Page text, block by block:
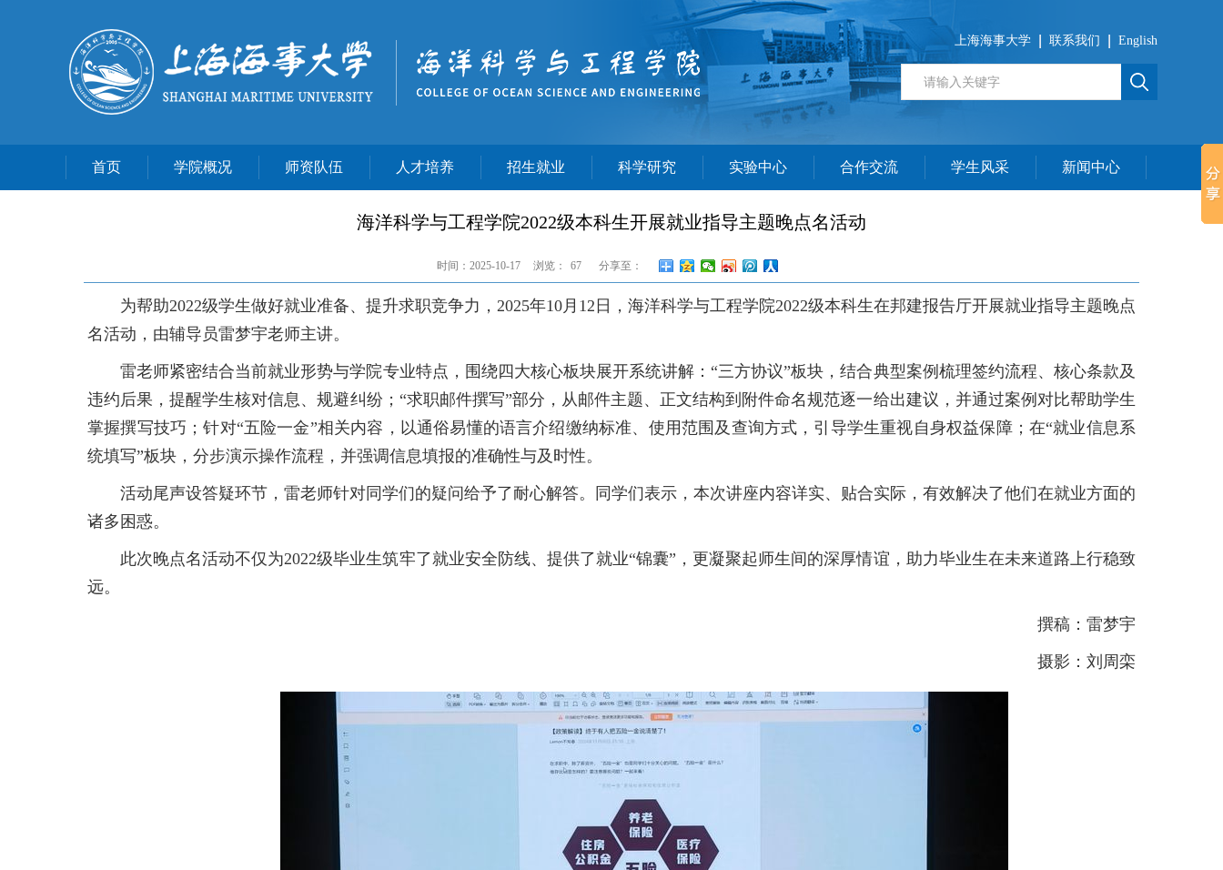
上海海事大学 联系我们 English
首页 学院概况 师资队伍 人才培养 招生就业 科学研究 实验中心 合作交流 学生风采 新闻中心
海洋科学与工程学院2022级本科生开展就业指导主题晚点名活动
时间：2025-10-17 浏览： 67 分享至：
为帮助2022级学生做好就业准备、提升求职竞争力，2025年10月12日，海洋科学与工程学院2022级本科生在邦建报告厅开展就业指导主题晚点
名活动，由辅导员雷梦宇老师主讲。
雷老师紧密结合当前就业形势与学院专业特点，围绕四大核心板块展开系统讲解：“三方协议”板块，结合典型案例梳理签约流程、核心条款及
违约后果，提醒学生核对信息、规避纠纷；“求职邮件撰写”部分，从邮件主题、正文结构到附件命名规范逐一给出建议，并通过案例对比帮助学生
掌握撰写技巧；针对“五险一金”相关内容，以通俗易懂的语言介绍缴纳标准、使用范围及查询方式，引导学生重视自身权益保障；在“就业信息系
统填写”板块，分步演示操作流程，并强调信息填报的准确性与及时性。
活动尾声设答疑环节，雷老师针对同学们的疑问给予了耐心解答。同学们表示，本次讲座内容详实、贴合实际，有效解决了他们在就业方面的
诸多困惑。
此次晚点名活动不仅为2022级毕业生筑牢了就业安全防线、提供了就业“锦囊”，更凝聚起师生间的深厚情谊，助力毕业生在未来道路上行稳致
远。
撰稿：雷梦宇
摄影：刘周栾